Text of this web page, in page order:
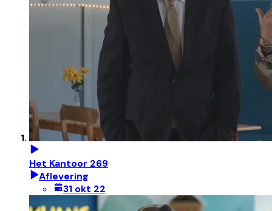
Het Kantoor 269
Aflevering
31 okt 22